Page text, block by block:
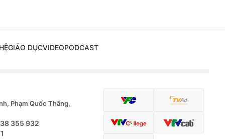
GIÁO DỤCVIDEOPODCAST
Phạm Quốc Thắng,
355 932